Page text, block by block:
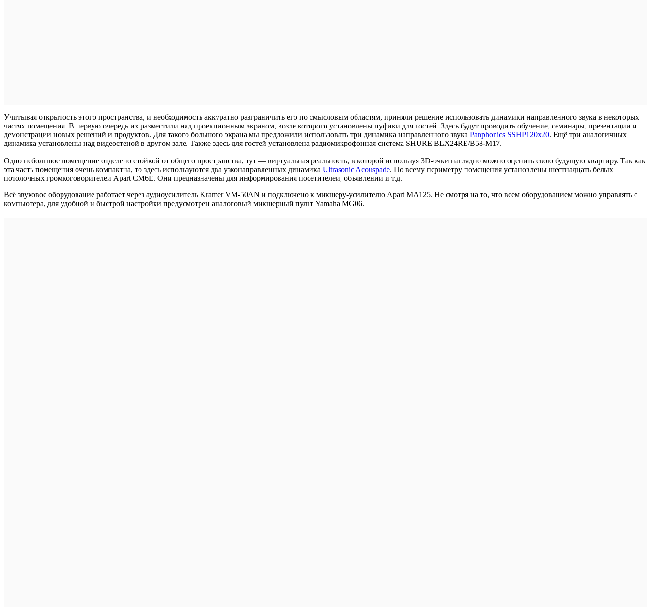
Учитывая открытость этого пространства, и необходимость аккуратно разграничить его по смысловым областям, приняли решение использовать динамики направленного звука в некоторых
частях помещения. В первую очередь их разместили над проекционным экраном, возле которого установлены пуфики для гостей. Здесь будут проводить обучение, семинары, презентации и
демонстрации новых решений и продуктов. Для такого большого экрана мы предложили использовать три динамика направленного звука Panphonics SSHP120х20. Ещё три аналогичных
динамика установлены над видеостеной в другом зале. Также здесь для гостей установлена радиомикрофонная система SHURE BLX24RE/B58-M17.
Одно небольшое помещение отделено стойкой от общего пространства, тут — виртуальная реальность, в которой используя 3D-очки наглядно можно оценить свою будущую квартиру. Так как
эта часть помещения очень компактна, то здесь используются два узконаправленных динамика Ultrasonic Acouspade. По всему периметру помещения установлены шестнадцать белых
потолочных громкоговорителей Apart CM6E. Они предназначены для информирования посетителей, объявлений и т.д.
Всё звуковое оборудование работает через аудиоусилитель Kramer VM-50AN и подключено к микшеру-усилителю Apart MA125. Не смотря на то, что всем оборудованием можно управлять с
компьютера, для удобной и быстрой настройки предусмотрен аналоговый микшерный пульт Yamaha MG06.